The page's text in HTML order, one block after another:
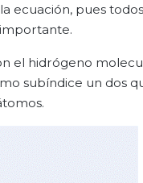
ecuación, pues
el hidrógeno
subíndice un dos